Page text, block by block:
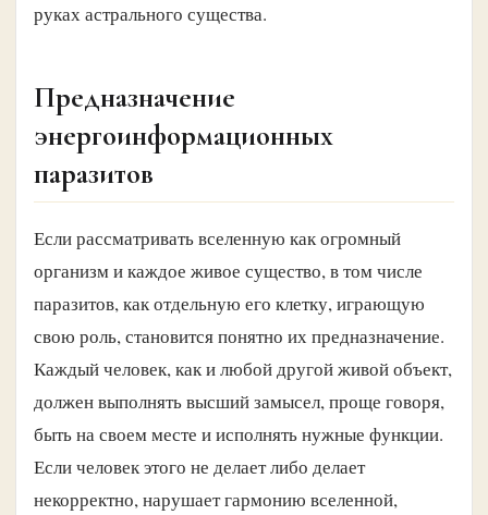
руках астрального существа.
Предназначение
энергоинформационных
паразитов
Если рассматривать вселенную как огромный
организм и каждое живое существо, в том числе
паразитов, как отдельную его клетку, играющую
свою роль, становится понятно их предназначение.
Каждый человек, как и любой другой живой объект,
должен выполнять высший замысел, проще говоря,
быть на своем месте и исполнять нужные функции.
Если человек этого не делает либо делает
некорректно, нарушает гармонию вселенной,